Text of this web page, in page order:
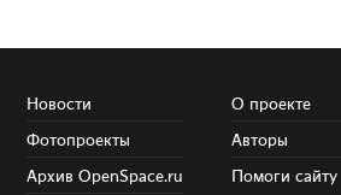
Новости
Фотопроекты
Архив OpenSpace.ru
О проекте
Авторы
Помоги сайту